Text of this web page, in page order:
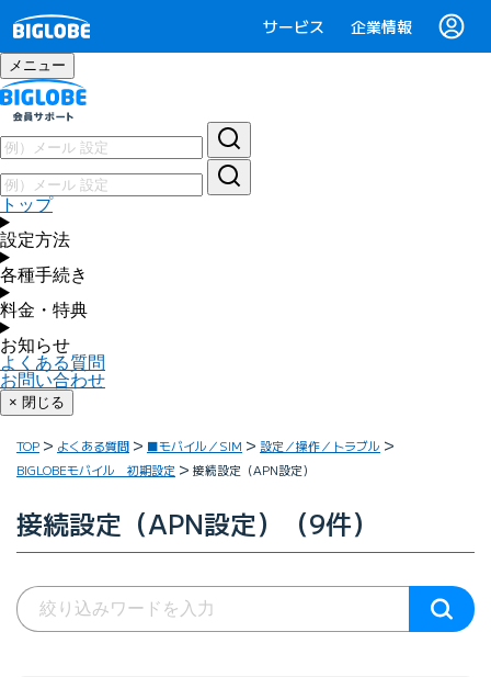
サービス 企業情報
メニュー
トップ
設定方法
各種手続き
料金・特典
お知らせ
よくある質問
お問い合わせ
× 閉じる
TOP よくある質問 ■モバイル／SIM
設定／操作／トラブル
BIGLOBEモバイル 初期設定
接続設定（APN設定）
接続設定（APN設定）（9件）